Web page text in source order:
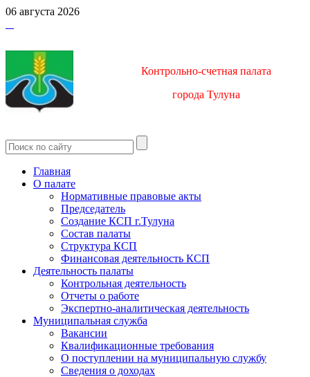
06 августа 2026
Контрольно-счетная палата
города Тулуна
Главная
О палате
Нормативные правовые акты
Председатель
Создание КСП г.Тулуна
Состав палаты
Структура КСП
Финансовая деятельность КСП
Деятельность палаты
Контрольная деятельность
Отчеты о работе
Экспертно-аналитическая деятельность
Муниципальная служба
Вакансии
Квалификационные требования
О поступлении на муниципальную службу
Сведения о доходах